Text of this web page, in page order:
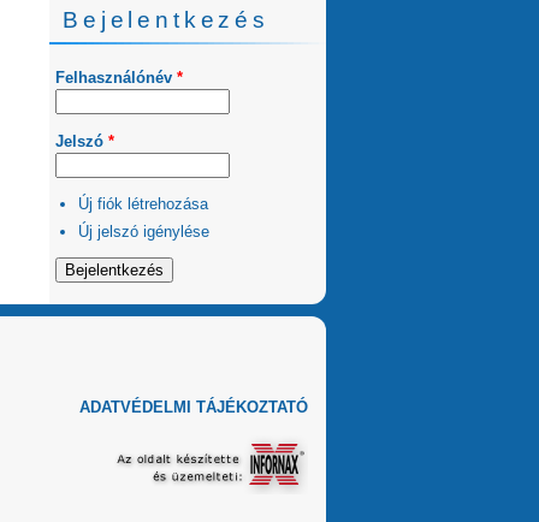
Bejelentkezés
Felhasználónév *
Jelszó *
Új fiók létrehozása
Új jelszó igénylése
ADATVÉDELMI TÁJÉKOZTATÓ